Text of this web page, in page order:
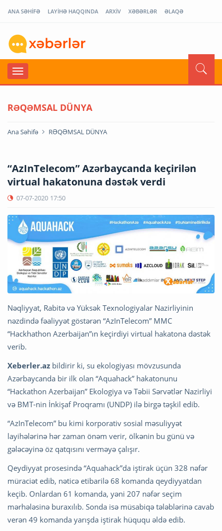
ANA SƏHİFƏ LAYİHƏ HAQQINDA ARXİV XƏBƏRLƏR ƏLAQƏ
RƏQƏMSAL DÜNYA
Ana Səhifə RƏQƏMSAL DÜNYA
“AzInTelecom” Azərbaycanda keçirilən
virtual hakatonuna dəstək verdi
07-07-2020 17:50
Nəqliyyat, Rabitə və Yüksək Texnologiyalar Nazirliyinin
nəzdində fəaliyyət göstərən “AzInTelecom” MMC
“Hackhathon Azerbaijan”ın keçirdiyi virtual hakatona dəstək
verib.
Xeberler.az bildirir ki, su ekologiyası mövzusunda
Azərbaycanda bir ilk olan “Aquahack” hakatonunu
“Hackathon Azerbaijan” Ekologiya və Təbii Sərvətlər Nazirliyi
və BMT-nin İnkişaf Proqramı (UNDP) ilə birgə təşkil edib.
“AzInTelecom” bu kimi korporativ sosial məsuliyyət
layihələrinə hər zaman önəm verir, ölkənin bu günü və
gələcəyinə öz qatqısını verməyə çalışır.
Qeydiyyat prosesində “Aquahack”da iştirak üçün 328 nəfər
müraciət edib, nəticə etibarilə 68 komanda qeydiyyatdan
keçib. Onlardan 61 komanda, yəni 207 nəfər seçim
mərhələsinə buraxılıb. Sonda isə müsabiqə tələblərinə cavab
verən 49 komanda yarışda iştirak hüququ əldə edib.